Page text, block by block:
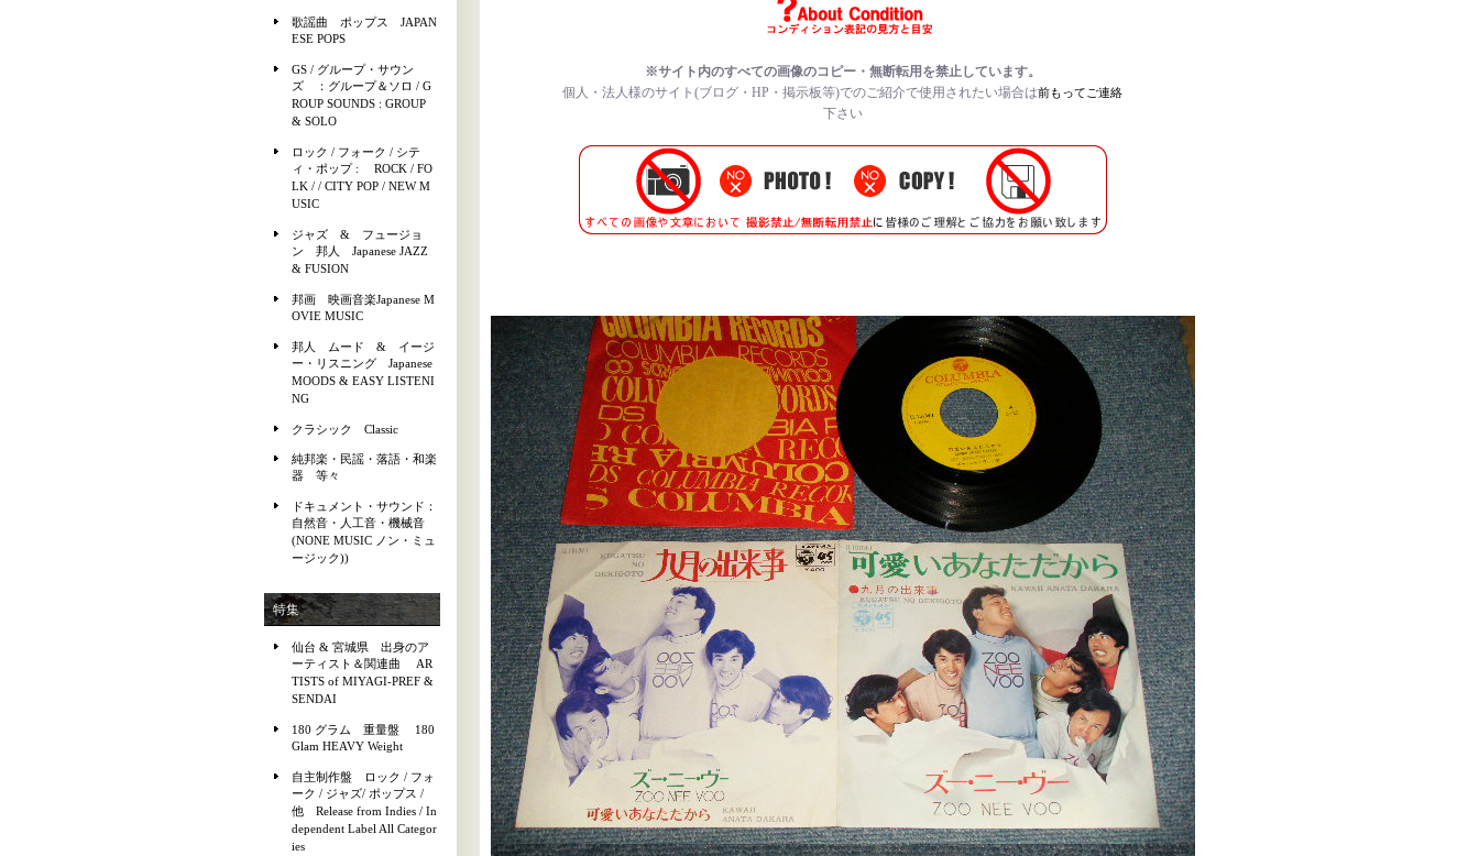
歌謡曲 ポップス JAPAN
ESE POPS
GS / グループ・サウン
ズ ：グループ＆ソロ / G
ROUP SOUNDS : GROUP
& SOLO
ロック / フォーク / シテ
ィ・ポップ : ROCK / FO
LK / / CITY POP / NEW M
USIC
ジャズ & フュージョ
ン 邦人 Japanese JAZZ
& FUSION
邦画 映画音楽Japanese M
OVIE MUSIC
邦人 ムード & イージ
ー・リスニング Japanese
MOODS & EASY LISTENI
NG
クラシック Classic
純邦楽・民謡・落語・和楽
器 等々
ドキュメント・サウンド：
自然音・人工音・機械音
(NONE MUSIC ノン・ミュ
ージック))
特集
仙台 & 宮城県 出身のア
ーティスト＆関連曲 AR
TISTS of MIYAGI-PREF &
SENDAI
180 グラム 重量盤 180
Glam HEAVY Weight
自主制作盤 ロック / フォ
ーク / ジャズ/ ポップス /
他 Release from Indies / In
dependent Label All Categor
ies
※サイト内のすべての画像のコピー・無断転用を禁止しています。
個人・法人様のサイト(ブログ・HP・掲示板等)でのご紹介で使用されたい場合は前もってご連絡
下さい